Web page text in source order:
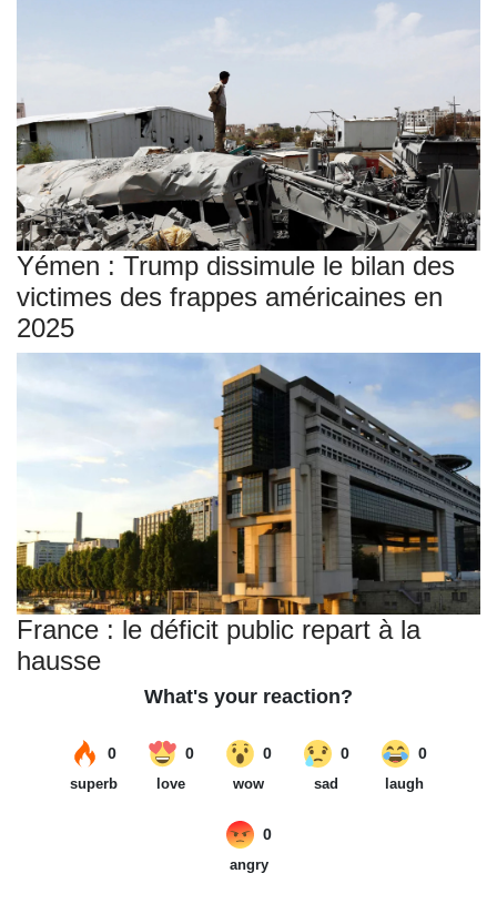
Yémen : Trump dissimule le bilan des
victimes des frappes américaines en
2025
France : le déficit public repart à la
hausse